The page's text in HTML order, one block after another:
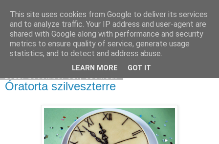
Moha Konyha
Óratorta szilveszterre
This site uses cookies from Google to deliver its services
and to analyze traffic. Your IP address and user-agent are
shared with Google along with performance and security
metrics to ensure quality of service, generate usage
statistics, and to detect and address abuse.
LEARN MORE GOT IT